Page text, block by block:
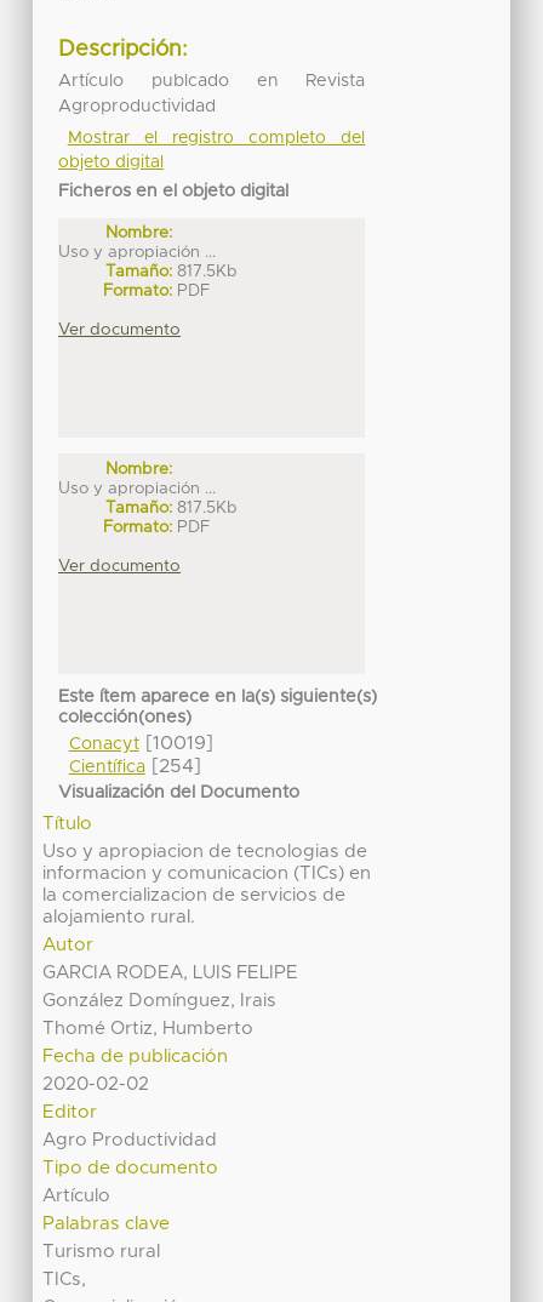
Descripción:
Artículo publcado en Revista
Agroproductividad
Mostrar el registro completo del
objeto digital
Ficheros en el objeto digital
Nombre:
Uso y apropiación ...
Tamaño: 817.5Kb
Formato: PDF
Ver documento
Nombre:
Uso y apropiación ...
Tamaño: 817.5Kb
Formato: PDF
Ver documento
Este ítem aparece en la(s) siguiente(s)
colección(ones)
Conacyt[10019]
Científica[254]
Visualización del Documento
Título
Uso y apropiacion de tecnologias de
informacion y comunicacion (TICs) en
la comercializacion de servicios de
alojamiento rural.
Autor
GARCIA RODEA, LUIS FELIPE
González Domínguez, Irais
Thomé Ortiz, Humberto
Fecha de publicación
2020-02-02
Editor
Agro Productividad
Tipo de documento
Artículo
Palabras clave
Turismo rural
TICs,